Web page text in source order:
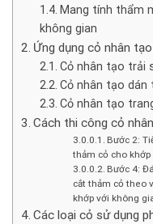
Mang tính thẩm
không gian
Ứng dụng cỏ nhân
Cỏ nhân tạo trải
Cỏ nhân tạo dán
Cỏ nhân tạo
Cách thi công cỏ
Bước 2:
thảm cỏ cho
Bước 4:
cắt thảm cỏ theo
khớp với không
Các loại cỏ sử dụng